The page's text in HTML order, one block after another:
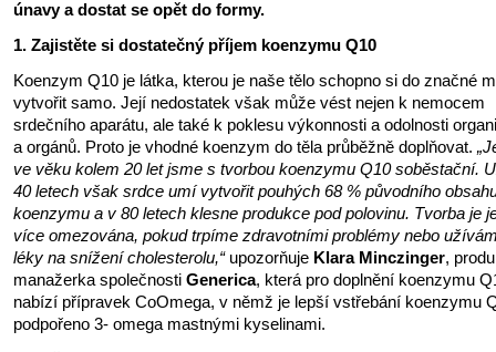
únavy a dostat se opět do formy.
1. Zajistěte si dostatečný příjem koenzymu Q10
Koenzym Q10 je látka, kterou je naše tělo schopno si do značné
vytvořit samo. Její nedostatek však může vést nejen k nemocem
srdečního aparátu, ale také k poklesu výkonnosti a odolnosti
a orgánů. Proto je vhodné koenzym do těla průběžně doplňovat.
ve věku kolem 20 let jsme s tvorbou koenzymu Q10 soběstační.
40 letech však srdce umí vytvořit pouhých 68 % původního
koenzymu a v 80 letech klesne produkce pod polovinu. Tvorba je
více omezována, pokud trpíme zdravotními problémy nebo
léky na snížení cholesterolu,“upozorňuje Klara Minczinger,
manažerka společnosti Generica, která pro doplnění koenzymu
nabízí přípravek CoOmega, v němž je lepší vstřebání koenzymu
podpořeno 3- omega mastnými kyselinami.